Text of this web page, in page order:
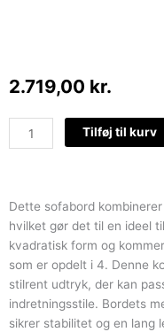
2.719,00 kr.
Firkantet
sofabord
glasplader
antal
Tilføj til kurv
Dette sofabord
hvilket gør det til en ideel
kvadratisk form og
som er opdelt i 4. Denne
stilrent udtryk, der kan
indretningsstile. Bordets
sikrer stabilitet og en lang